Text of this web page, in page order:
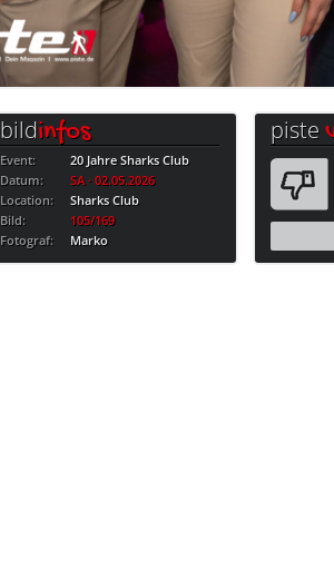
bildinfos
Event:
20 Jahre Sharks Club
Datum:
SA · 02.05.2026
Location:
Sharks Club
Bild:
105/169
Fotograf:
Marko
piste